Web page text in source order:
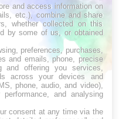
(Sclérose latérale
and access information on
etc.), combine and share
whether collected on this
by some of us, or obtained
preferences, purchases,
and emails, phone, precise
and offering you services,
across your devices and
phone, audio, and video),
and analysing
consent at any time via the